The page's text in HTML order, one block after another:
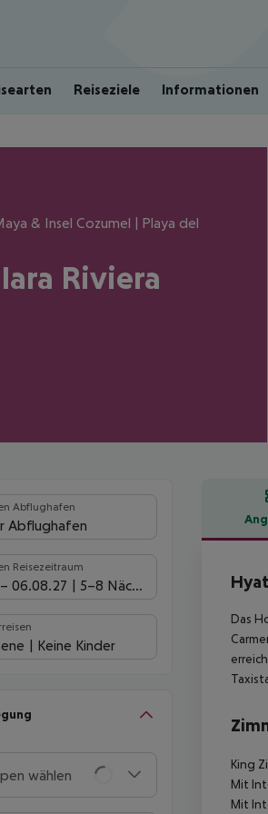
Reiseziele Informationen
& Insel Cozumel | Playa del
Riviera
Abflughafen
Abflughafen
Reisezeitraum
– 06.08.27 5-8 Nächte
Keine Kinder
wählen
Das
King
Mit
Mit